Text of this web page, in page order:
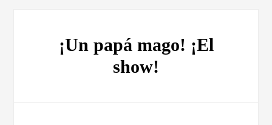
¡Un papá mago! ¡El
show!